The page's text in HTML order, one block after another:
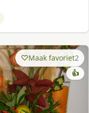
Maak favoriet2
👍